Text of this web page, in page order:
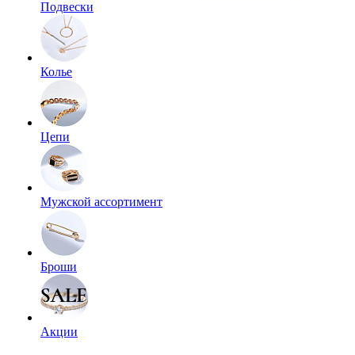
Подвески
Колье
Цепи
Мужской ассортимент
Броши
Акции